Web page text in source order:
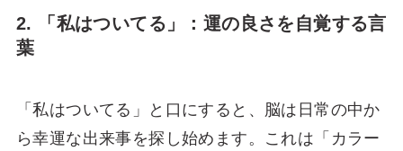
2. 「私はついてる」：運の良さを自覚する言
葉
「私はついてる」と口にすると、脳は日常の中か
ら幸運な出来事を探し始めます。これは「カラー